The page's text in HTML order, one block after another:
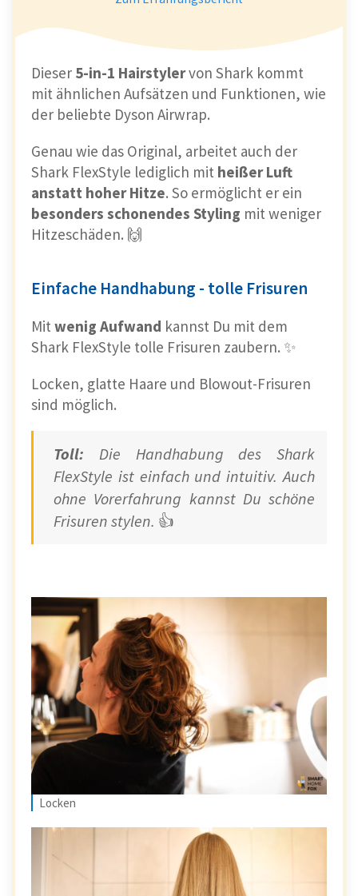
Dieser 5-in-1 Hairstylervon Shark kommt
mit ähnlichen Aufsätzen und Funktionen, wie
der beliebte Dyson Airwrap.
Genau wie das Original, arbeitet auch der
Shark FlexStyle lediglich mit heißer Luft
anstatt hoher Hitze. So ermöglicht er ein
besonders schonendes Styling mit weniger
Hitzeschäden. 🙌
Einfache Handhabung - tolle Frisuren
Mit wenig Aufwand kannst Du mit dem
Shark FlexStyle tolle Frisuren zaubern. ✨
Locken, glatte Haare und Blowout-Frisuren
sind möglich.
Toll: Die Handhabung des Shark
FlexStyle ist einfach und intuitiv. Auch
ohne Vorerfahrung kannst Du schöne
Frisuren stylen. 👍
Locken